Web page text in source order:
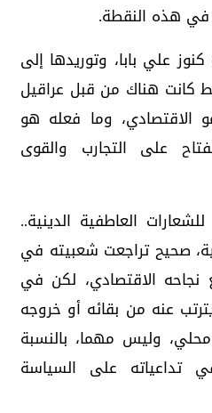
في هذه النقطة.
علي بابا، وتوريدها إلى
كانت هناك من قبل عراقيل
الاقتصادي، وما فعله هو
على التجارب والقوى
العاطفية الدينية..
صحيح تراجعت شعبيته في
نجاحه الاقتصادي، لكن في
عنه من بقائه أو خروجه
وليس مهما، بالنسبة
تداعياته على السياسة